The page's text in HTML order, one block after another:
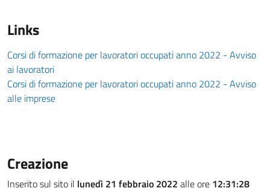
Links
Corsi di formazione per lavoratori occupati anno 2022 - Avviso
ai lavoratori
Corsi di formazione per lavoratori occupati anno 2022 - Avviso
alle imprese
Creazione
Inserito sul sito il lunedì 21 febbraio 2022 alle ore 12:31:28